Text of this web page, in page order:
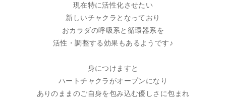
現在特に活性化させたい
新しいチャクラとなっており
おカラダの呼吸系と循環器系を
活性・調整する効果もあるようです♪
身につけますと
ハートチャクラがオープンになり
ありのままのご自身を包み込む優しさに包まれ